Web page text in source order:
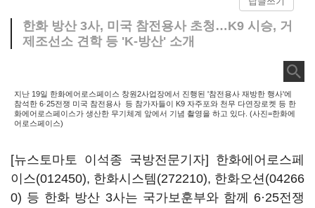
한화 방산 3사, 미국 참전용사 초청…K9 시승, 거
제조선소 견학 등 'K-방산' 소개
지난 19일 한화에어로스페이스 창원2사업장에서 진행된 '참전용사 재방한 행사'에
참석한 6·25전쟁 미국 참전용사 등 참가자들이 K9 자주포와 천무 다연장로켓 등 한
화에어로스페이스가 생산한 무기체계 앞에서 기념 촬영을 하고 있다. (사진=한화에
어로스페이스)
[뉴스토마토 이석종 국방전문기자] 한화에어로스페
이스(012450), 한화시스템(272210), 한화오션(04266
0) 등 한화 방산 3사는 국가보훈부와 함께 6·25전쟁